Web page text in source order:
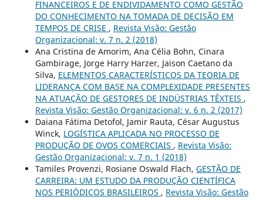
FINANCEIROS E DE ENDIVIDAMENTO COMO GESTÃO
DO CONHECIMENTO NA TOMADA DE DECISÃO EM
TEMPOS DE CRISE , Revista Visão: Gestão
Organizacional: v. 7 n. 2 (2018)
Ana Cristina de Amorim, Ana Célia Bohn, Cinara
Gambirage, Jorge Harry Harzer, Jaison Caetano da
Silva, ELEMENTOS CARACTERÍSTICOS DA TEORIA DE
LIDERANÇA COM BASE NA COMPLEXIDADE PRESENTES
NA ATUAÇÃO DE GESTORES DE INDÚSTRIAS TÊXTEIS ,
Revista Visão: Gestão Organizacional: v. 6 n. 2 (2017)
Daiana Fátima Detofol, Jamir Rauta, César Augustus
Winck, LOGÍSTICA APLICADA NO PROCESSO DE
PRODUÇÃO DE OVOS COMERCIAIS , Revista Visão:
Gestão Organizacional: v. 7 n. 1 (2018)
Tamiles Provenzi, Rosiane Oswald Flach, GESTÃO DE
CARREIRA: UM ESTUDO DA PRODUÇÃO CIENTÍFICA
NOS PERIÓDICOS BRASILEIROS , Revista Visão: Gestão